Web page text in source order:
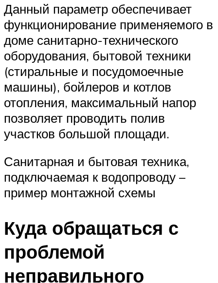
Данный параметр обеспечивает
функционирование применяемого в
доме санитарно-технического
оборудования, бытовой техники
(стиральные и посудомоечные
машины), бойлеров и котлов
отопления, максимальный напор
позволяет проводить полив
участков большой площади.
Санитарная и бытовая техника,
подключаемая к водопроводу –
пример монтажной схемы
Куда обращаться с
проблемой
неправильного